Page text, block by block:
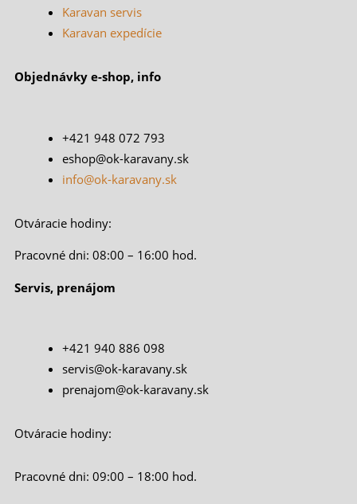
Karavan servis
Karavan expedície
Objednávky e-shop, info
+421 948 072 793
eshop@ok-karavany.sk
info@ok-karavany.sk
Otváracie hodiny:
Pracovné dni: 08:00 – 16:00 hod.
Servis, prenájom
+421 940 886 098
servis@ok-karavany.sk
prenajom@ok-karavany.sk
Otváracie hodiny:
Pracovné dni: 09:00 – 18:00 hod.